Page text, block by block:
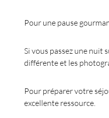
Pour une pause
Si vous passez une nuit
différente et les
Pour préparer votre
excellente ressource.